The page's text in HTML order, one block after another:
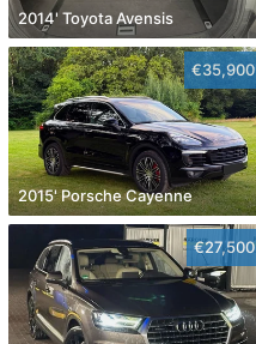
2014' Toyota Avensis
€35,900
2015' Porsche Cayenne
€27,500